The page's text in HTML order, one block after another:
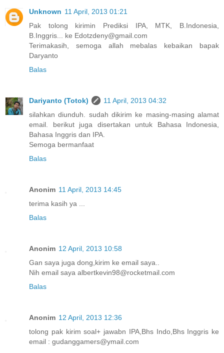
Unknown 11 April, 2013 01:21
Pak tolong kirimin Prediksi IPA, MTK, B.Indonesia,
B.Inggris... ke Edotzdeny@gmail.com
Terimakasih, semoga allah mebalas kebaikan bapak
Daryanto
Balas
Dariyanto (Totok)
11 April, 2013 04:32
silahkan diunduh. sudah dikirim ke masing-masing alamat
email. berikut juga disertakan untuk Bahasa Indonesia,
Bahasa Inggris dan IPA.
Semoga bermanfaat
Balas
Anonim 11 April, 2013 14:45
terima kasih ya ...
Balas
Anonim 12 April, 2013 10:58
Gan saya juga dong,kirim ke email saya..
Nih email saya albertkevin98@rocketmail.com
Balas
Anonim 12 April, 2013 12:36
tolong pak kirim soal+ jawabn IPA,Bhs Indo,Bhs Inggris ke
email : gudanggamers@ymail.com